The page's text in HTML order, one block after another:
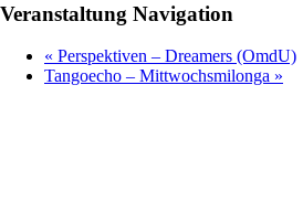
Veranstaltung Navigation
« Perspektiven – Dreamers (OmdU)
Tangoecho – Mittwochsmilonga »